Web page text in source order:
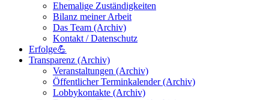
Ehemalige Zuständigkeiten
Bilanz meiner Arbeit
Das Team (Archiv)
Kontakt / Datenschutz
Erfolge💪
Transparenz (Archiv)
Veranstaltungen (Archiv)
Öffentlicher Terminkalender (Archiv)
Lobbykontakte (Archiv)